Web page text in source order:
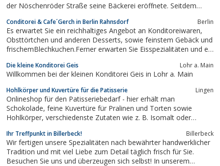
der Nöschenröder Straße seine Bäckerei eröffnete. Seitdem
und ist damit das älteste Familienunternehmen in Sachsen-
Anhalt.
Conditorei & Cafe´Gerch in Berlin Rahnsdorf Berlin
Es erwartet Sie ein reichhaltiges Angebot an Konditoreiwaren,
Obsttörtchen und anderen Desserts, sowie feinstem Gebäck und
frischemBlechkuchen.Ferner erwarten Sie Eisspezialitäten und ein
Die kleine Konditorei Geis Lohr a. Main
Willkommen bei der kleinen Konditorei Geis in Lohr a. Main
Hohlkörper und Kuvertüre für die Patisserie Lingen
Onlineshop für den Patisseriebedarf - hier erhält man
Schokolade, feine Kuvertüre für Pralinen und Torten sowie
Hohlkörper, verschiedenste Zutaten wie z. B. Isomalt oder
gewerbliche Abnehmer auch große Mengen.
Ihr Treffpunkt in Billerbeck! Billerbeck
Wir fertigen unsere Spezialitäten nach bewährter handwerklicher
Tradition und mit viel Liebe zum Detail täglich frisch für Sie.
Besuchen Sie uns und überzeugen sich selbst! In unserem